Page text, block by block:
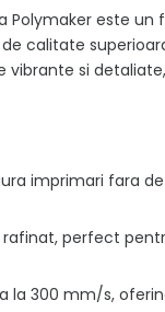
Polymaker este
calitate
si
imprimari fara
perfect
la 300 mm/s,